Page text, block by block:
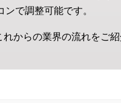
ンで調整可能です。
からの業界の流れをご